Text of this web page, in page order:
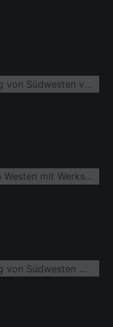
Ortsansicht beidseits der Murg von Südwesten vor dem Werksglände der Daimler Truck AG
Stadtübersicht im Murgtal von Westen mit Werksglände der Daimler Truck AG
Ortsansicht beidseits der Murg von Südwesten mit Protektorwerk Florenz Maisch GmbH & Co. KG